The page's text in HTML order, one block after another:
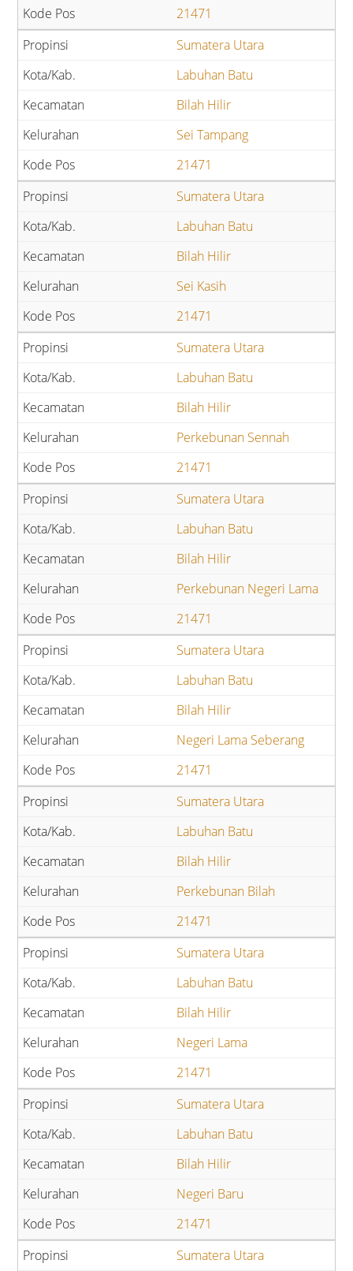
21471
Sumatera Utara
Labuhan Batu
Bilah Hilir
Sei Tampang
21471
Sumatera Utara
Labuhan Batu
Bilah Hilir
Sei Kasih
21471
Sumatera Utara
Labuhan Batu
Bilah Hilir
Perkebunan Sennah
21471
Sumatera Utara
Labuhan Batu
Bilah Hilir
Perkebunan Negeri Lama
21471
Sumatera Utara
Labuhan Batu
Bilah Hilir
Negeri Lama Seberang
21471
Sumatera Utara
Labuhan Batu
Bilah Hilir
Perkebunan Bilah
21471
Sumatera Utara
Labuhan Batu
Bilah Hilir
Negeri Lama
21471
Sumatera Utara
Labuhan Batu
Bilah Hilir
Negeri Baru
21471
Sumatera Utara